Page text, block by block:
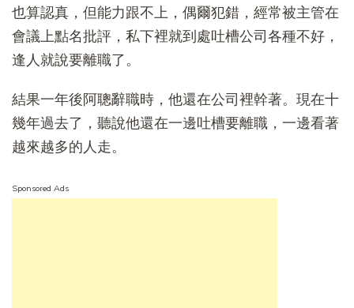
也算認真，但能力跟不上，偶爾犯錯，經常被主管在
會議上點名批評，私下裡就到處吐槽公司各種不好，
逢人就說要離職了。
結果一年後阿聰辭職時，他還在公司裡幹著。現在十
幾年過去了，聽說他還在一邊吐槽要離職，一邊看著
越來越多的人走。
Sponsored Ads